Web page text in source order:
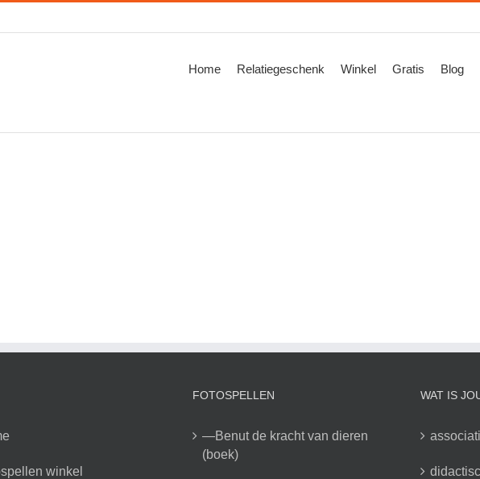
Home Relatiegeschenk Winkel Gratis Blog
winkel
FOTOSPELLEN
—Benut de kracht van dieren
(boek)
WAT IS